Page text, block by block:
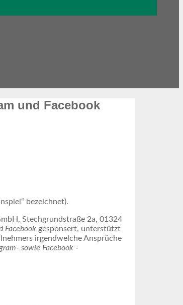
und Facebook
bezeichnet).
Stechgrundstraße 2a, 01324
Facebook gesponsert, unterstützt
irgendwelche Ansprüche
sowie Facebook -